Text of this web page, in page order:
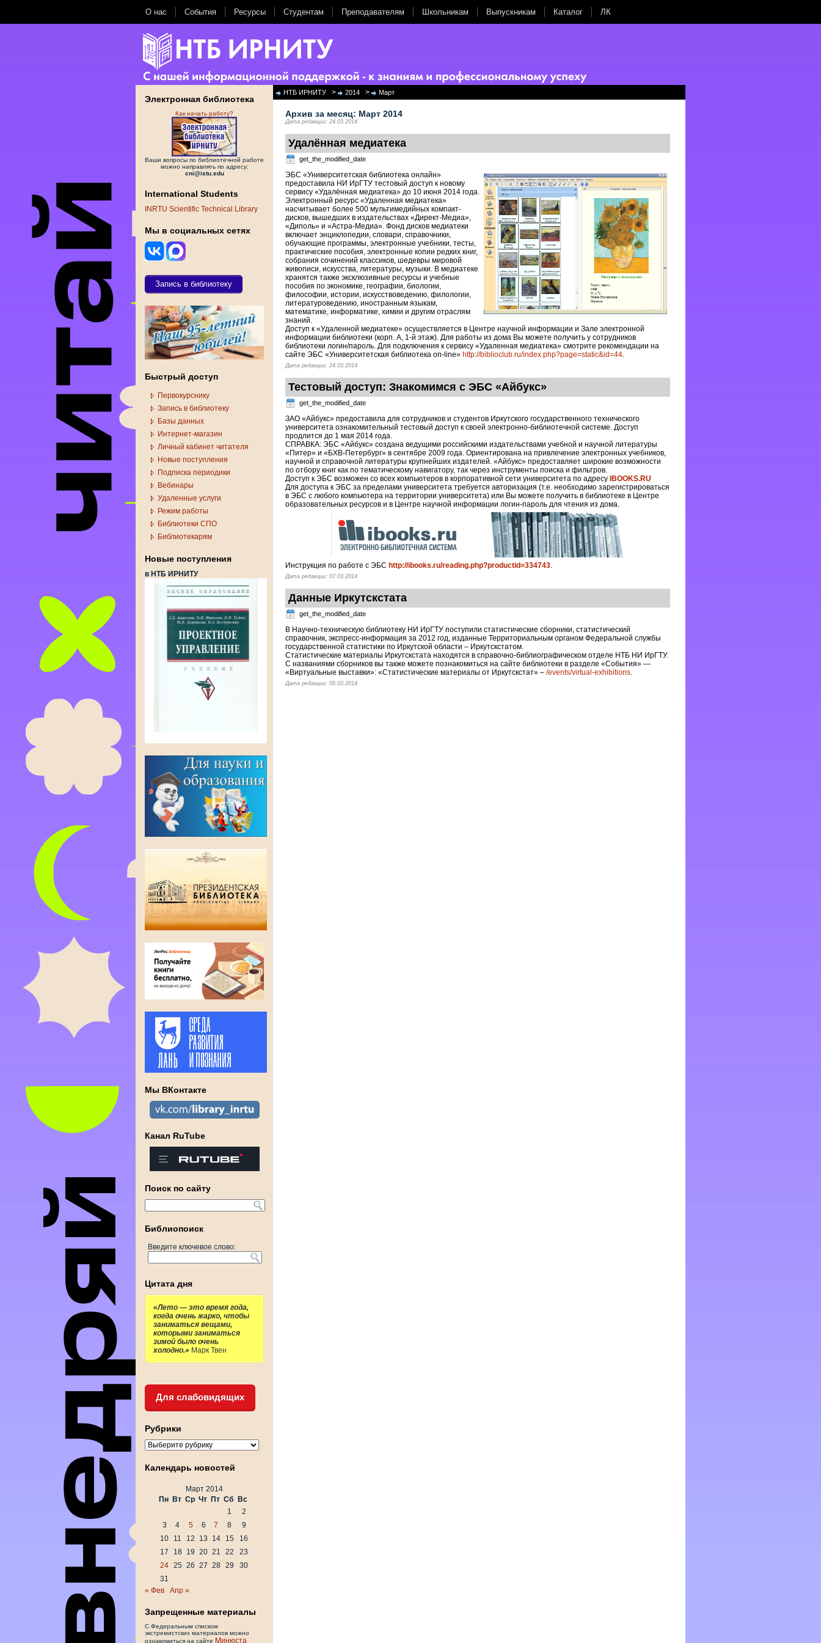
О нас События Ресурсы Студентам Преподавателям Школьникам Выпускникам Каталог ЛК
Электронная библиотека
Как начать работу?
Ваши вопросы по библиотечной работе
можно направлять по адресу:
cni@istu.edu
International Students
INRTU Scientific Technical Library
Мы в социальных сетях
Запись в библиотеку
Быстрый доступ
Первокурснику
Запись в библиотеку
Базы данных
Интернет-магазин
Личный кабинет читателя
Новые поступления
Подписка периодики
Вебинары
Удаленные услуги
Режим работы
Библиотеки СПО
Библиотекарям
Новые поступления
в НТБ ИРНИТУ
Мы ВКонтакте
Канал RuTube
Поиск по сайту
Библиопоиск
Введите ключевое слово:
Цитата дня
«Лето — это время года,
когда очень жарко, чтобы
заниматься вещами,
которыми заниматься
зимой было очень
холодно.» Марк Твен
Для слабовидящих
Рубрики
Рубрики
Календарь новостей
Март 2014
Пн Вт Ср Чт Пт Сб
Вс
1
2
3
4 5 6 7 8
9
10
11 12 13 14 15
16
17
18 19 20 21 22
23
24 25 26 27 28 29
30
31
« Фев
Апр »
Запрещенные материалы
С Федеральным списком
экстремистских материалов можно
ознакомиться на сайте Минюста
НТБ ИРНИТУ > 2014 > Март
Архив за месяц: Март 2014
Дата редакции: 24.03.2014
Удалённая медиатека
get_the_modified_date
ЭБС «Университетская библиотека онлайн»
предоставила НИ ИрГТУ тестовый доступ к новому
сервису «Удалённая медиатека» до 10 июня 2014 года.
Электронный ресурс «Удаленная медиатека»
насчитывает более 500 мультимедийных компакт-
дисков, вышедших в издательствах «Директ-Медиа»,
«Диполь» и «Астра-Медиа». Фонд дисков медиатеки
включает энциклопедии, словари, справочники,
обучающие программы, электронные учебники, тесты,
практические пособия, электронные копии редких книг,
собрания сочинений классиков, шедевры мировой
живописи, искусства, литературы, музыки. В медиатеке
хранятся также эксклюзивные ресурсы и учебные
пособия по экономике, географии, биологии,
философии, истории, искусствоведению, филологии,
литературоведению, иностранным языкам,
математике, информатике, химии и другим отраслям
знаний.
Доступ к «Удаленной медиатеке» осуществляется в Центре научной информации и Зале электронной
информации библиотеки (корп. А, 1-й этаж). Для работы из дома Вы можете получить у сотрудников
библиотеки логин/пароль. Для подключения к сервису «Удаленная медиатека» смотрите рекомендации на
сайте ЭБС «Университетская библиотека on-line» http://biblioclub.ru/index.php?page=static&id=44.
Дата редакции: 24.03.2014
Тестовый доступ: Знакомимся с ЭБС «Айбукс»
get_the_modified_date
ЗАО «Айбукс» предоставила для сотрудников и студентов Иркутского государственного технического
университета ознакомительный тестовый доступ к своей электронно-библиотечной системе. Доступ
продлится до 1 мая 2014 года.
СПРАВКА: ЭБС «Айбукс» создана ведущими российскими издательствами учебной и научной литературы
«Питер» и «БХВ-Петербург» в сентябре 2009 года. Ориентирована на привлечение электронных учебников,
научной и справочной литературы крупнейших издателей. «Айбукс» предоставляет широкие возможности
по отбору книг как по тематическому навигатору, так через инструменты поиска и фильтров.
Доступ к ЭБС возможен со всех компьютеров в корпоративной сети университета по адресу IBOOKS.RU
Для доступа к ЭБС за пределами университета требуется авторизация (т.е. необходимо зарегистрироваться
в ЭБС с любого компьютера на территории университета) или Вы можете получить в библиотеке в Центре
образовательных ресурсов и в Центре научной информации логин-пароль для чтения из дома.
Инструкция по работе с ЭБС http://ibooks.ru/reading.php?productid=334743.
Дата редакции: 07.03.2014
Данные Иркутскстата
get_the_modified_date
В Научно-техническую библиотеку НИ ИрГТУ поступили статистические сборники, статистический
справочник, экспресс-информация за 2012 год, изданные Территориальным органом Федеральной службы
государственной статистики по Иркутской области – Иркутскстатом.
Статистические материалы Иркутскстата находятся в справочно-библиографическом отделе НТБ НИ ИрГТУ.
С названиями сборников вы также можете познакомиться на сайте библиотеки в разделе «События» —
«Виртуальные выставки»: «Статистические материалы от Иркутскстат» – /events/virtual-exhibitions.
Дата редакции: 05.03.2014